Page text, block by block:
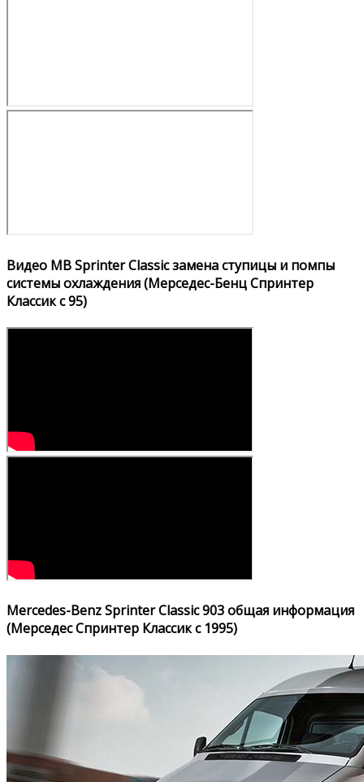
Видео MB Sprinter Classic замена ступицы и помпы
системы охлаждения (Мерседес-Бенц Спринтер
Классик с 95)
Mercedes-Benz Sprinter Classic 903 общая информация
(Мерседес Спринтер Классик с 1995)